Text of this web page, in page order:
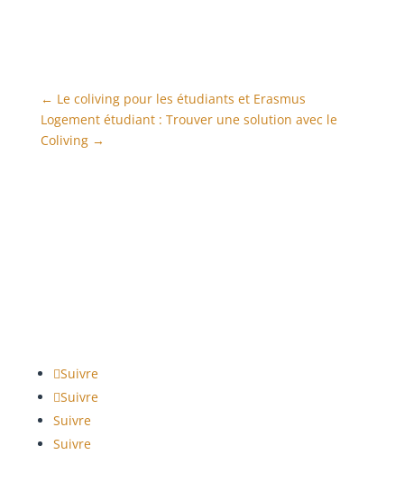
← Le coliving pour les étudiants et Erasmus
Logement étudiant : Trouver une solution avec le
Coliving→
Suivre
Suivre
Suivre
Suivre